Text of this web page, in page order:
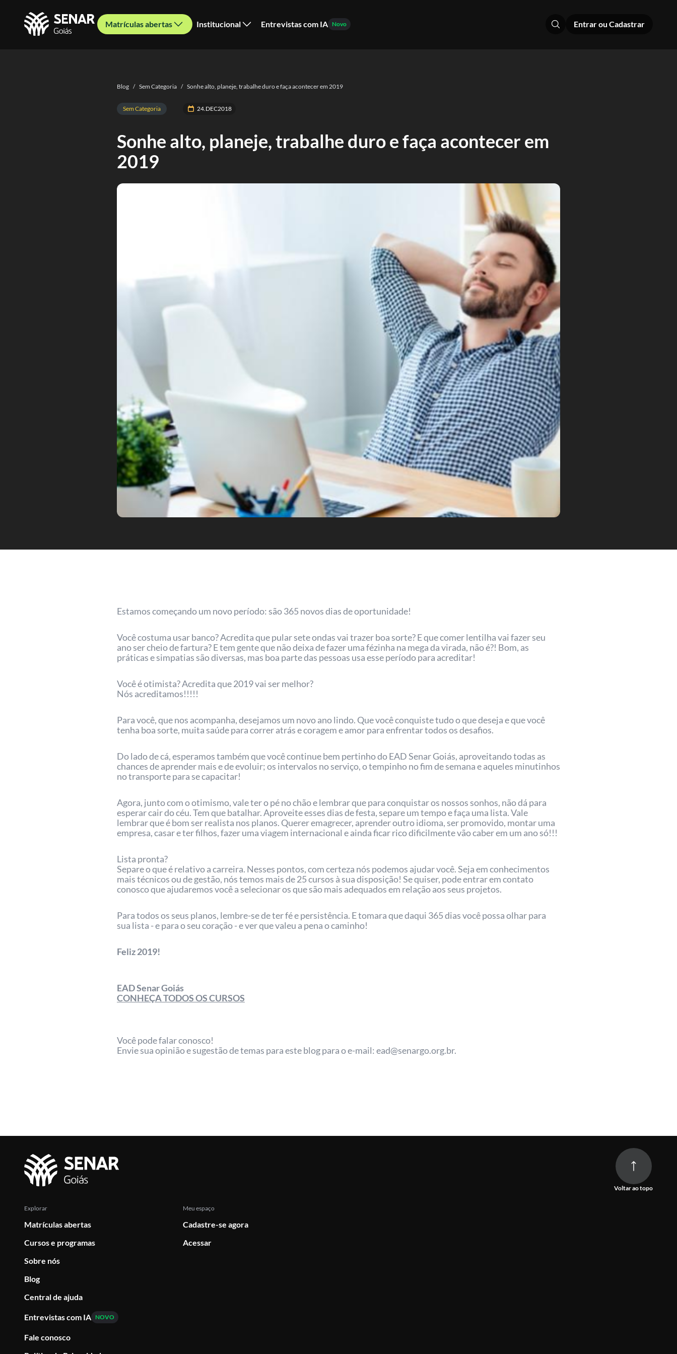
Matrículas abertas Institucional Entrevistas com IA Novo Entrar ou Cadastrar
Blog / Sem Categoria / Sonhe alto, planeje, trabalhe duro e faça acontecer em 2019
Sem Categoria 24.DEC2018
Sonhe alto, planeje, trabalhe duro e faça acontecer em
2019
Estamos começando um novo período: são 365 novos dias de oportunidade!
Você costuma usar banco? Acredita que pular sete ondas vai trazer boa sorte? E que comer lentilha vai fazer seu
ano ser cheio de fartura? E tem gente que não deixa de fazer uma fézinha na mega da virada, não é?! Bom, as
práticas e simpatias são diversas, mas boa parte das pessoas usa esse período para acreditar!
Você é otimista? Acredita que 2019 vai ser melhor?
Nós acreditamos!!!!!
Para você, que nos acompanha, desejamos um novo ano lindo. Que você conquiste tudo o que deseja e que você
tenha boa sorte, muita saúde para correr atrás e coragem e amor para enfrentar todos os desafios.
Do lado de cá, esperamos também que você continue bem pertinho do EAD Senar Goiás, aproveitando todas as
chances de aprender mais e de evoluir; os intervalos no serviço, o tempinho no fim de semana e aqueles minutinhos
no transporte para se capacitar!
Agora, junto com o otimismo, vale ter o pé no chão e lembrar que para conquistar os nossos sonhos, não dá para
esperar cair do céu. Tem que batalhar. Aproveite esses dias de festa, separe um tempo e faça uma lista. Vale
lembrar que é bom ser realista nos planos. Querer emagrecer, aprender outro idioma, ser promovido, montar uma
empresa, casar e ter filhos, fazer uma viagem internacional e ainda ficar rico dificilmente vão caber em um ano só!!!
Lista pronta?
Separe o que é relativo a carreira. Nesses pontos, com certeza nós podemos ajudar você. Seja em conhecimentos
mais técnicos ou de gestão, nós temos mais de 25 cursos à sua disposição! Se quiser, pode entrar em contato
conosco que ajudaremos você a selecionar os que são mais adequados em relação aos seus projetos.
Para todos os seus planos, lembre-se de ter fé e persistência. E tomara que daqui 365 dias você possa olhar para
sua lista - e para o seu coração - e ver que valeu a pena o caminho!
Feliz 2019!
EAD Senar Goiás
CONHEÇA TODOS OS CURSOS
Você pode falar conosco!
Envie sua opinião e sugestão de temas para este blog para o e-mail: ead@senargo.org.br.
Voltar ao topo
Explorar
Matrículas abertas
Cursos e programas
Sobre nós
Blog
Central de ajuda
Entrevistas com IA NOVO
Fale conosco
Meu espaço
Cadastre-se agora
Acessar